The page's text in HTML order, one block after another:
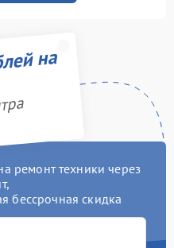
на
ремонт техники через
бессрочная скидка